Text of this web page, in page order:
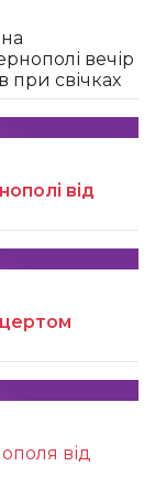
вечір
при свічках
від
від